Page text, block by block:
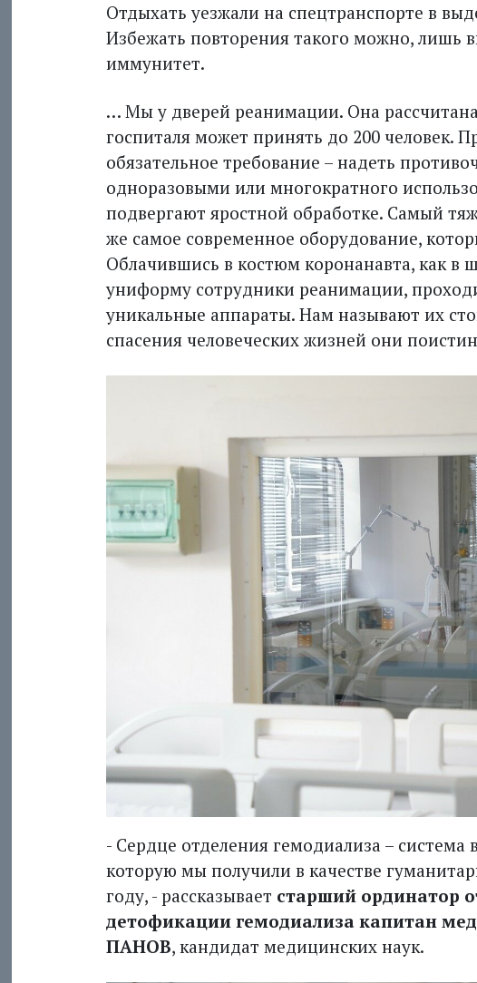
Отдыхать уезжали на спецтранспорте в
Избежать повторения такого можно, лишь
иммунитет.
… Мы у дверей реанимации. Она
госпиталя может принять до 200 человек.
обязательное требование – надеть
одноразовыми или многократного
подвергают яростной обработке. Самый
же самое современное оборудование,
Облачившись в костюм коронанавта, как в
униформу сотрудники реанимации,
уникальные аппараты. Нам называют их
спасения человеческих жизней они
- Сердце отделения гемодиализа –
которую мы получили в качестве
году, - рассказывает старший ординатор
детофикации гемодиализа капитан
ПАНОВ, кандидат медицинских наук.